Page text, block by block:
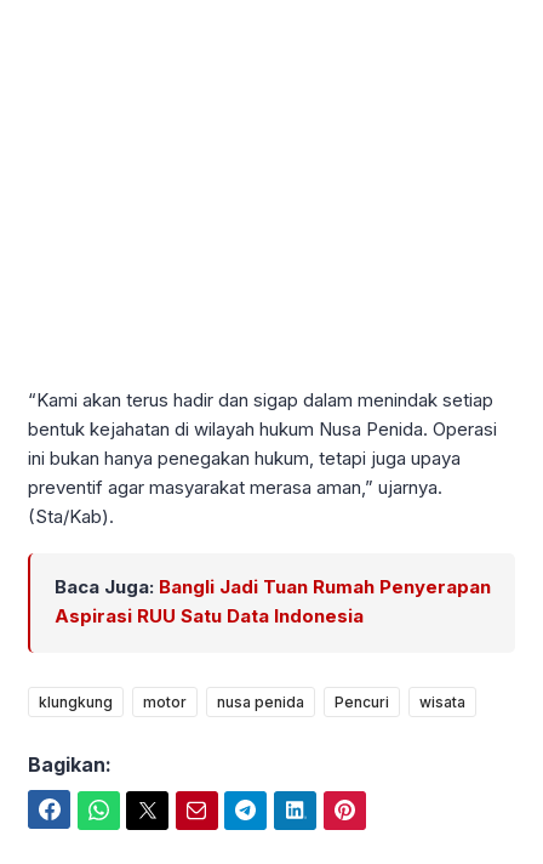
“Kami akan terus hadir dan sigap dalam menindak setiap
bentuk kejahatan di wilayah hukum Nusa Penida. Operasi
ini bukan hanya penegakan hukum, tetapi juga upaya
preventif agar masyarakat merasa aman,” ujarnya.
(Sta/Kab).
Baca Juga: Bangli Jadi Tuan Rumah Penyerapan
Aspirasi RUU Satu Data Indonesia
klungkung motor nusa penida Pencuri wisata
Bagikan: